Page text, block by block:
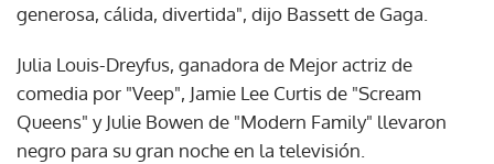
generosa, cálida, divertida", dijo Bassett de Gaga.
Julia Louis-Dreyfus, ganadora de Mejor actriz de
comedia por "Veep", Jamie Lee Curtis de "Scream
Queens" y Julie Bowen de "Modern Family" llevaron
negro para su gran noche en la televisión.